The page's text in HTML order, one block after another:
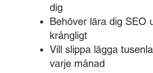
dig
Behöver lära dig SEO
krångligt
Vill slippa lägga
varje månad